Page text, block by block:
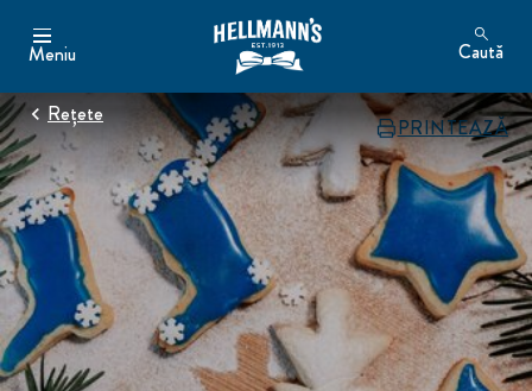
Meniu Caută
Rețete
PRINTEAZĂ